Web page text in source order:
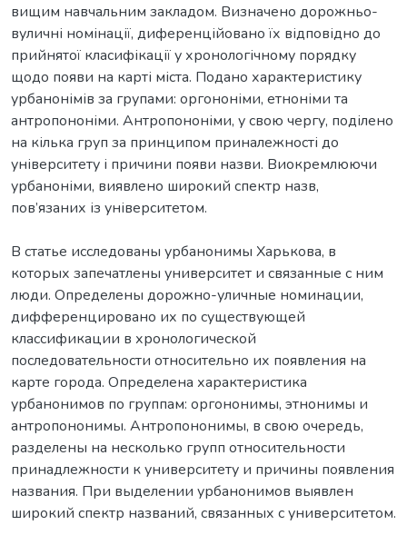
вищим навчальним закладом. Визначено дорожньо-
вуличні номінації, диференційовано їх відповідно до
прийнятої класифікації у хронологічному порядку
щодо появи на карті міста. Подано характеристику
урбанонімів за групами: оргононіми, етноніми та
антропононіми. Антропононіми, у свою чергу, поділено
на кілька груп за принципом приналежності до
університету і причини появи назви. Виокремлюючи
урбаноніми, виявлено широкий спектр назв,
пов’язаних із університетом.
В статье исследованы урбанонимы Харькова, в
которых запечатлены университет и связанные с ним
люди. Определены дорожно-уличные номинации,
дифференцировано их по существующей
классификации в хронологической
последовательности относительно их появления на
карте города. Определена характеристика
урбанонимов по группам: оргононимы, этнонимы и
антропононимы. Антропононимы, в свою очередь,
разделены на несколько групп относительности
принадлежности к университету и причины появления
названия. При выделении урбанонимов выявлен
широкий спектр названий, связанных с университетом.